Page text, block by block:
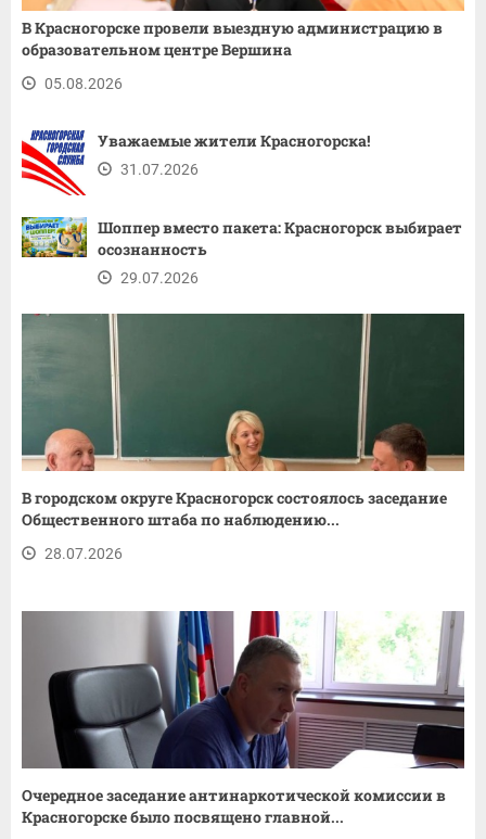
В Красногорске провели выездную администрацию в
образовательном центре Вершина
05.08.2026
Уважаемые жители Красногорска!
31.07.2026
Шоппер вместо пакета: Красногорск выбирает
осознанность
29.07.2026
В городском округе Красногорск состоялось заседание
Общественного штаба по наблюдению...
28.07.2026
Очередное заседание антинаркотической комиссии в
Красногорске было посвящено главной...